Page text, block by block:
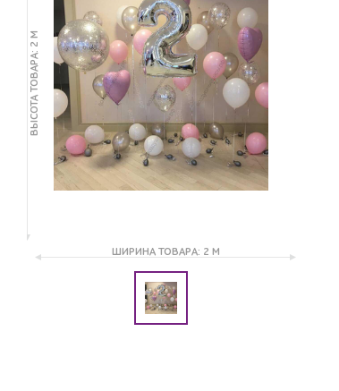
ВЫСОТА ТОВАРА: 2 М
ШИРИНА ТОВАРА: 2 М